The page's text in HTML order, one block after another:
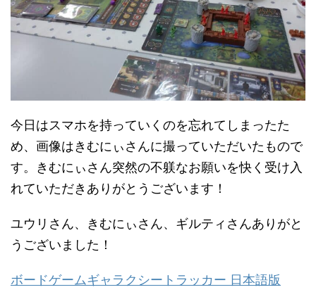
今日はスマホを持っていくのを忘れてしまったた
め、画像はきむにぃさんに撮っていただいたもので
す。きむにぃさん突然の不躾なお願いを快く受け入
れていただきありがとうございます！
ユウリさん、きむにぃさん、ギルティさんありがと
うございました！
ボードゲームギャラクシートラッカー 日本語版